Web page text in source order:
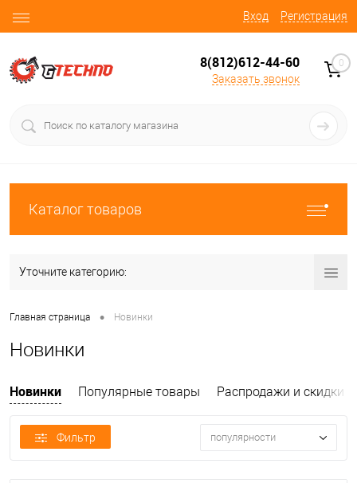
Вход Регистрация
8(812)612-44-60
Заказать звонок
0
Каталог товаров
Уточните категорию:
Главная страница • Новинки
Новинки
Новинки Популярные товары Распродажи и скидки
Фильтр популярности